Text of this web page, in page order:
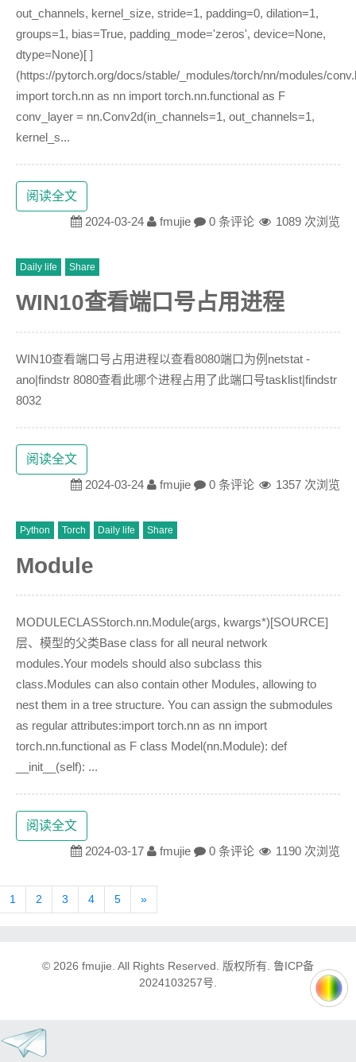
out_channels, kernel_size, stride=1, padding=0, dilation=1,
groups=1, bias=True, padding_mode='zeros', device=None,
dtype=None)[ ]
(https://pytorch.org/docs/stable/_modules/torch/nn/modules/
import torch.nn as nn import torch.nn.functional as F
conv_layer = nn.Conv2d(in_channels=1, out_channels=1,
kernel_s...
阅读全文
2024-03-24
fmujie 0 条评论 1089 次浏览
Daily life Share
WIN10查看端口号占用进程
WIN10查看端口号占用进程以查看8080端口为例netstat -
ano|findstr 8080查看此哪个进程占用了此端口号tasklist|findstr
8032
阅读全文
2024-03-24
fmujie 0 条评论 1357 次浏览
Python Torch Daily life Share
Module
MODULECLASStorch.nn.Module(args, kwargs*)[SOURCE]
层、模型的父类Base class for all neural network
modules.Your models should also subclass this
class.Modules can also contain other Modules, allowing to
nest them in a tree structure. You can assign the submodules
as regular attributes:import torch.nn as nn import
torch.nn.functional as F class Model(nn.Module): def
__init__(self): ...
阅读全文
2024-03-17
fmujie 0 条评论 1190 次浏览
1 2 3 4 5 »
© 2026 fmujie . All Rights Reserved. 版权所有. 鲁ICP备
2024103257号.